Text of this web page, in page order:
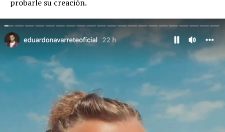
probarle su creación.